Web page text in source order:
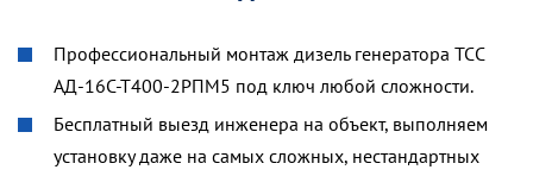
Профессиональный монтаж дизель генератора ТСС
АД-16С-Т400-2РПМ5 под ключ любой сложности.
Бесплатный выезд инженера на объект, выполняем
установку даже на самых сложных, нестандартных